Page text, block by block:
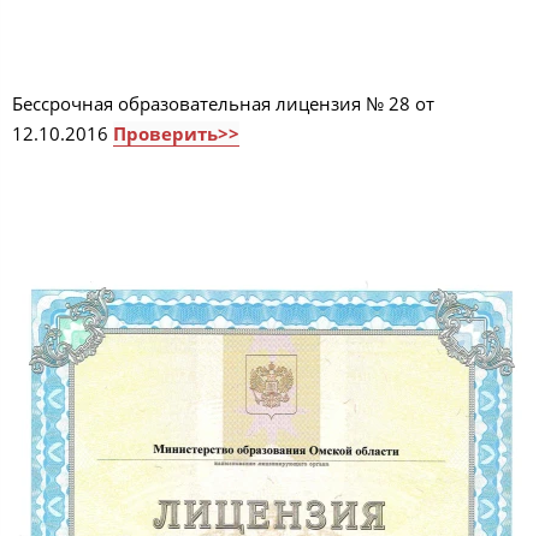
Бессрочная образовательная лицензия № 28 от
12.10.2016 Проверить>>